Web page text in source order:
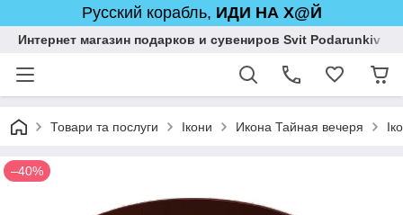
Русский корабль, ИДИ НА Х@Й
Интернет магазин подарков и сувениров Svit Podarunkiv
Товари та послуги Ікони Икона Тайная вечеря
–40%